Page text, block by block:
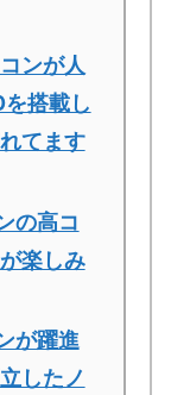
ンが人
搭載し
てます
の高コ
楽しみ
が躍進
したノ